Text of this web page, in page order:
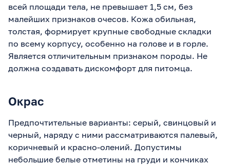
всей площади тела, не превышает 1,5 см, без
малейших признаков очесов. Кожа обильная,
толстая, формирует крупные свободные складки
по всему корпусу, особенно на голове и в горле.
Является отличительным признаком породы. Не
должна создавать дискомфорт для питомца.
Окрас
Предпочтительные варианты: серый, свинцовый и
черный, наряду с ними рассматриваются палевый,
коричневый и красно-олений. Допустимы
небольшие белые отметины на груди и кончиках